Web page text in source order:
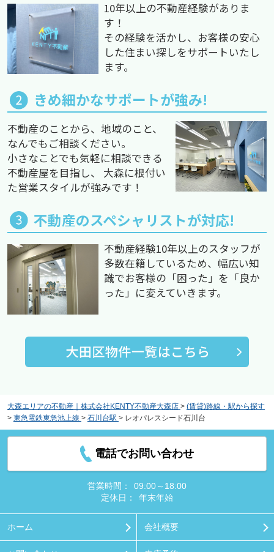
10年以上の不動産経験がありま
す！
その経験を活かし、お客様の安心
した住まい探しをサポートいたし
ます。
きめ細かなサポートが強み!
不動産のことから、地域のこと、
なんでもご相談ください。
小さなことでも気軽に相談できる
不動産屋を目指し、 大森に根付い
た営業スタイルが強みです！
不動産のスペシャリストが対応!
不動産経験10年以上のスタッフが
多数在籍しているため、幅広い知
識でお客様の「困った」を「良か
った」に変えていきます。
大森エリアの不動産｜株式会社KENTY不動産大森店 > (賃貸)路線・駅から探す
> 東急電鉄東急池上線 > 石川台駅 > レオパレスシード石川台
電話でお問い合わせ
営業時間：
09:00～18:00
定休日：
年末年始
ホーム 会社概要